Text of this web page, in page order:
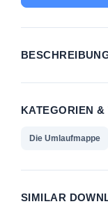
KATEGORIEN &
Die Umlaufmappe
SIMILAR